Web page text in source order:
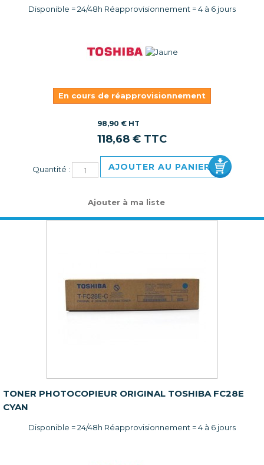
Disponible = 24/48h Réapprovisionnement = 4 à 6 jours
En cours de réapprovisionnement
98,90 € HT
118,68 € TTC
Quantité : AJOUTER AU PANIER
Ajouter à ma liste
TONER PHOTOCOPIEUR ORIGINAL TOSHIBA FC28E
CYAN
Disponible = 24/48h Réapprovisionnement = 4 à 6 jours